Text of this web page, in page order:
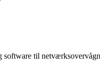
til